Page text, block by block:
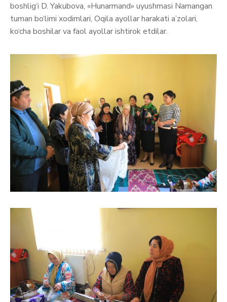
boshlig‘i D. Yakubova, «Hunarmand» uyushmasi Namangan
tuman bo‘limi xodimlari, Oqila ayollar harakati a’zolari,
ko‘cha boshilar va faol ayollar ishtirok etdilar.